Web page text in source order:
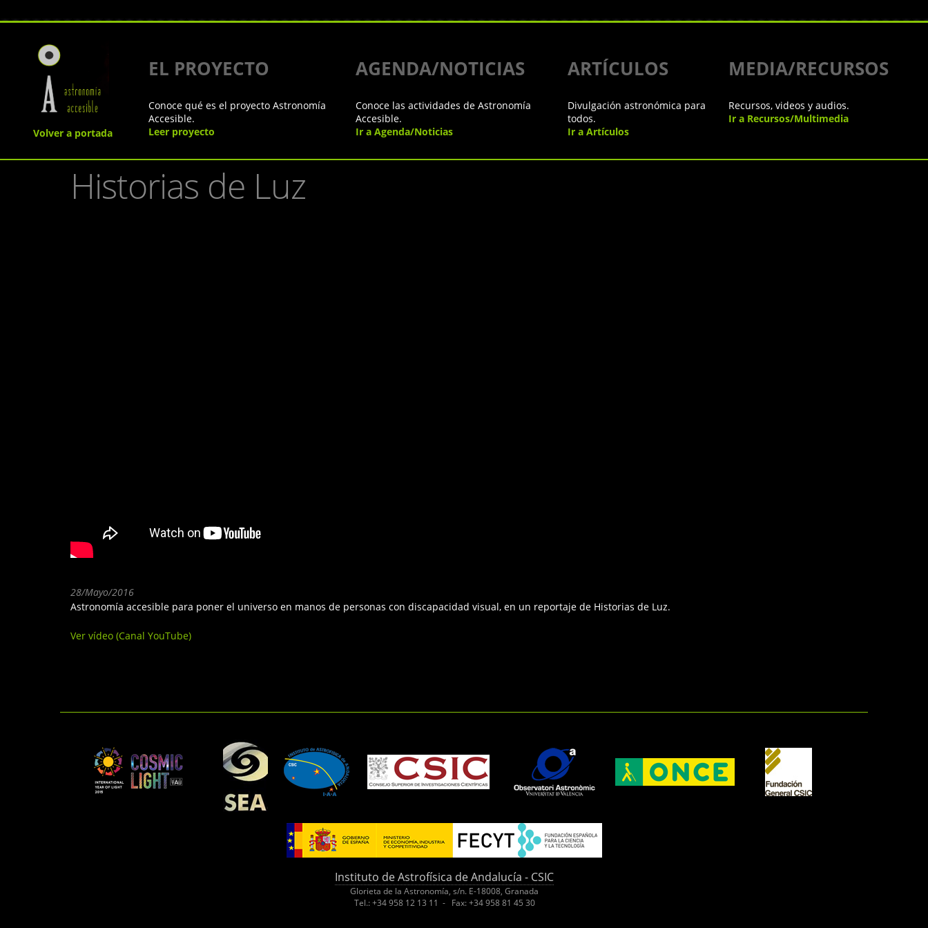
Volver a portada
EL PROYECTO AGENDA/NOTICIAS ARTÍCULOS MEDIA/RECURSOS
Conoce qué es el proyecto Astronomía
Accesible.
Leer proyecto
Conoce las actividades de Astronomía
Accesible.
Ir a Agenda/Noticias
Divulgación astronómica para
todos.
Ir a Artículos
Recursos, videos y audios.
Ir a Recursos/Multimedia
Historias de Luz
28/Mayo/2016
Astronomía accesible para poner el universo en manos de personas con discapacidad visual, en un reportaje de Historias de Luz.
Ver vídeo (Canal YouTube)
Instituto de Astrofísica de Andalucía - CSIC
Glorieta de la Astronomía, s/n. E-18008, Granada
Tel.: +34 958 12 13 11 - Fax: +34 958 81 45 30